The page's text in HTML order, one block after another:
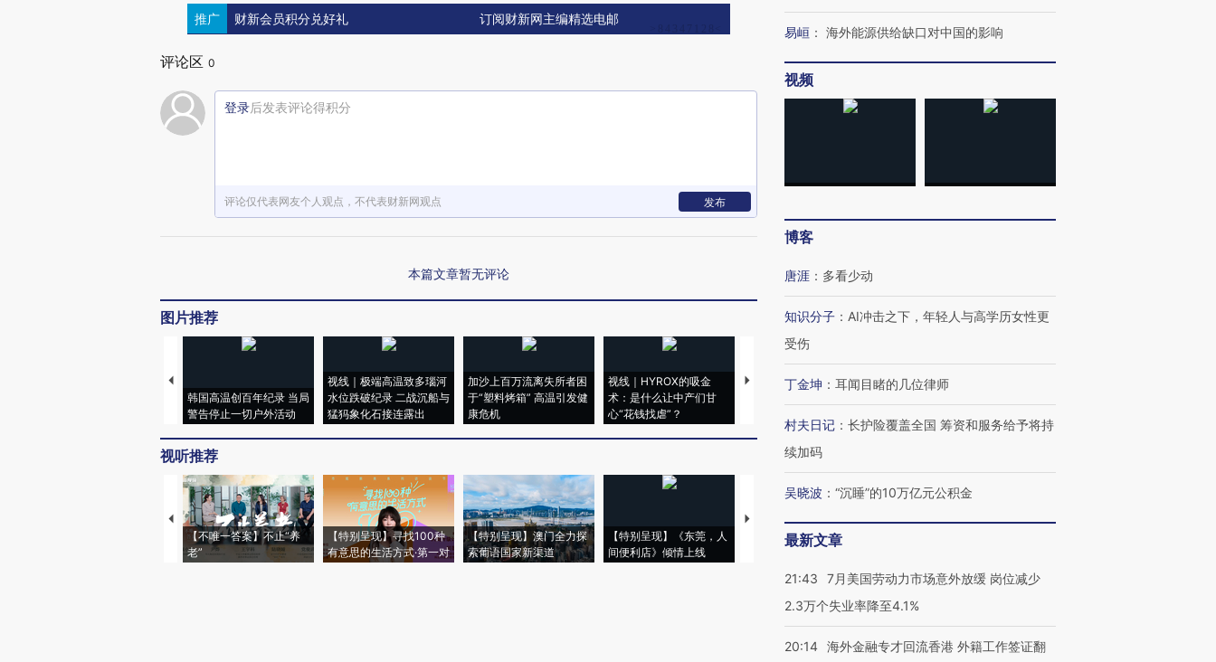
推广 财新会员积分兑好礼 订阅财新网主编精选电邮
评论区 0
登录后发表评论得积分
评论仅代表网友个人观点，不代表财新网观点 发布
本篇文章暂无评论
图片推荐
韩国高温创百年纪录 当局
警告停止一切户外活动
视线｜极端高温致多瑙河
水位跌破纪录 二战沉船与
猛犸象化石接连露出
加沙上百万流离失所者困
于“塑料烤箱” 高温引发健
康危机
视线｜HYROX的吸金
术：是什么让中产们甘
心“花钱找虐”？
马航飞行员跨国走私7万
视线｜被称为“蟑螂”的印
视听推荐
【不唯一答案】不止“养
老”
【特别呈现】寻找100种
有意思的生活方式·第一对
【特别呈现】澳门全力探
索葡语国家新渠道
【特别呈现】《东莞，人
间便利店》倾情上线
【推广】走进第四届链博
会，让数智科技“链”接产
【商旅对话】华住集团
易峘 ： 海外能源供给缺口对中国的影响
视频
博客
唐涯 ： 多看少动
知识分子 ： AI冲击之下，年轻人与高学历女性更
受伤
丁金坤 ： 耳闻目睹的几位律师
村夫日记 ： 长护险覆盖全国 筹资和服务给予将持
续加码
吴晓波 ： “沉睡”的10万亿元公积金
最新文章
21:43
7月美国劳动力市场意外放缓 岗位减少
2.3万个失业率降至4.1%
20:14 海外金融专才回流香港 外籍工作签证翻